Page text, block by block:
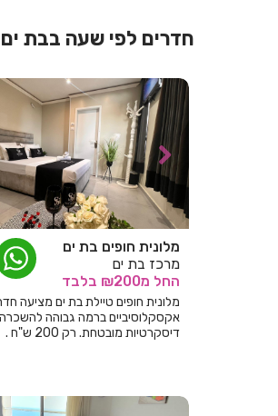
חדרים לפי שעה בבת ים
מלונית חופים בת ים
מרכז בת ים
החל מ₪200 בלבד
מלונית חופים טיילת בת ים מציעה
אקסקלוסיביים ברמה גבוהה
דיסקרטיות מובטחת. רק 200 ש"ח .